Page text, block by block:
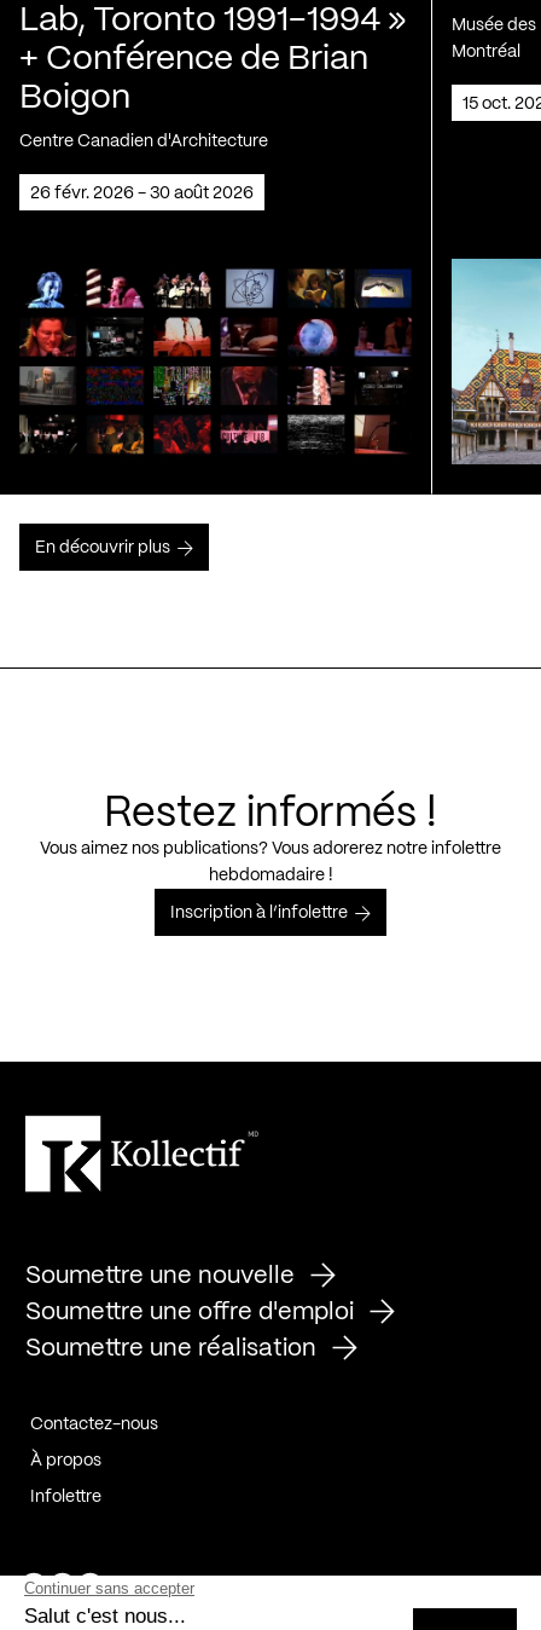
Lab, Toronto 1991-1994 »
+ Conférence de Brian
Boigon
Centre Canadien d'Architecture
26 févr. 2026 - 30 août 2026
Musée
Montréal
15 oct.
En découvrir plus
Restez informés !
Vous aimez nos publications? Vous adorerez notre infolettre
hebdomadaire !
Inscription à l’infolettre
Soumettre une nouvelle
Soumettre une offre d'emploi
Soumettre une réalisation
Contactez-nous
À propos
Infolettre
Page Facebook de Kollectif
Page Instagram de Kollectif
Page Linkedin de Kollectif